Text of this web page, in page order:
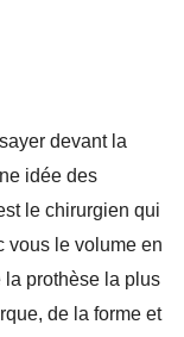
devant la
idée des
le chirurgien qui
vous le volume en
prothèse la plus
de la forme et